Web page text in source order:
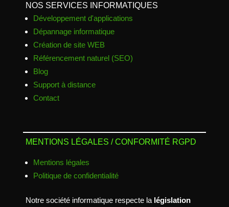
NOS SERVICES INFORMATIQUES
Développement d'applications
Dépannage informatique
Création de site WEB
Référencement naturel (SEO)
Blog
Support à distance
Contact
MENTIONS LÉGALES / CONFORMITÉ RGPD
Mentions légales
Politique de confidentialité
Notre société informatique respecte la législation